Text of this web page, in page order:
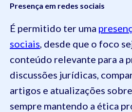
Presença em redes sociais
É permitido ter uma
sociais, desde que o foco
conteúdo relevante para a
discussões jurídicas,
artigos e atualizações
sempre mantendo a ética